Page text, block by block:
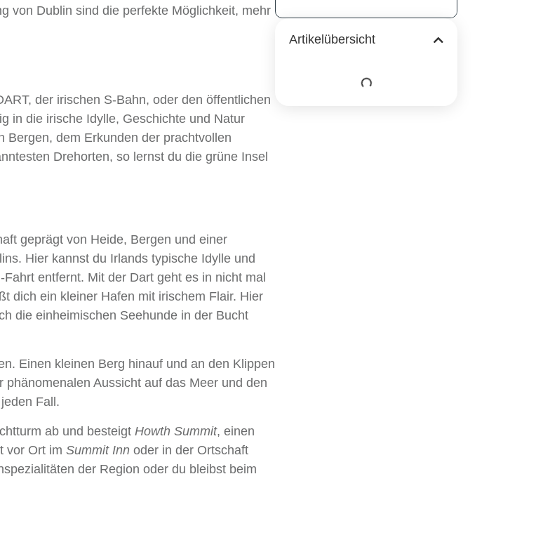
von Dublin sind die perfekte Möglichkeit, mehr
der irischen S-Bahn, oder den öffentlichen
in die irische Idylle, Geschichte und Natur
Bergen, dem Erkunden der prachtvollen
Drehorten, so lernst du die grüne Insel
geprägt von Heide, Bergen und einer
Hier kannst du Irlands typische Idylle und
entfernt. Mit der Dart geht es in nicht mal
dich ein kleiner Hafen mit irischem Flair. Hier
die einheimischen Seehunde in der Bucht
Einen kleinen Berg hinauf und an den Klippen
phänomenalen Aussicht auf das Meer und den
Fall.
ab und besteigt Howth Summit, einen
vor Ort im Summit Inn oder in der Ortschaft
der Region oder du bleibst beim
Artikelübersicht